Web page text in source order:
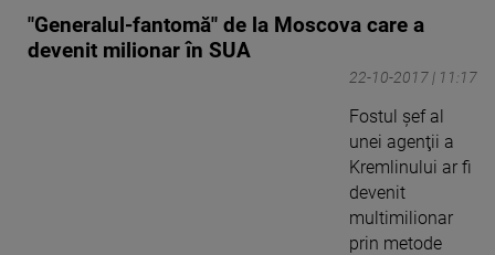
"Generalul-fantomă" de la Moscova care a
devenit milionar în SUA
22-10-2017 | 11:17
Fostul şef al
unei agenţii a
Kremlinului ar fi
devenit
multimilionar
prin metode